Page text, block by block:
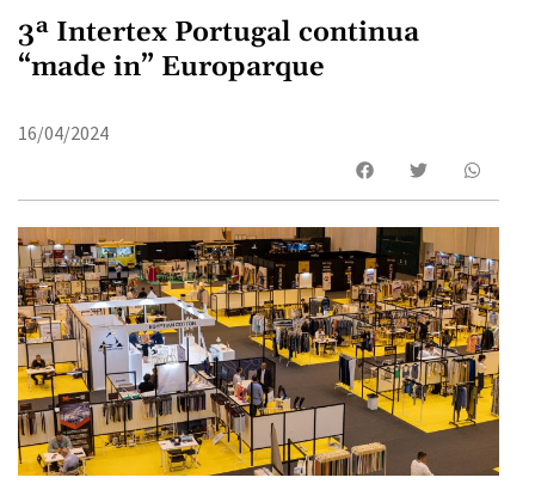
3ª Intertex Portugal continua
“made in” Europarque
16/04/2024